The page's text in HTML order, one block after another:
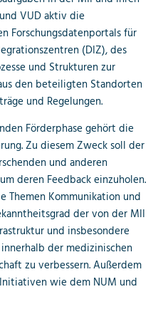
VUD aktiv die
Forschungsdatenportals für
(DIZ), des
und Strukturen zur
den beteiligten Standorten
und Regelungen.
Förderphase gehört die
Zu diesem Zweck soll der
und anderen
deren Feedback einzuholen.
Kommunikation und
der von der MII
und insbesondere
der medizinischen
zu verbessern. Außerdem
wie dem NUM und